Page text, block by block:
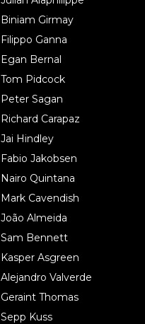
Biniam Girmay
Filippo Ganna
Egan Bernal
Tom Pidcock
Peter Sagan
Richard Carapaz
Jai Hindley
Fabio Jakobsen
Nairo Quintana
Mark Cavendish
João Almeida
Sam Bennett
Kasper Asgreen
Alejandro Valverde
Geraint Thomas
Sepp Kuss